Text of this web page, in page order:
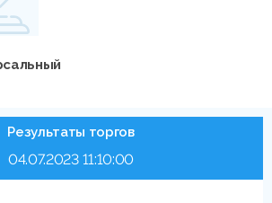
Результаты торгов
04.07.2023 11:10:00